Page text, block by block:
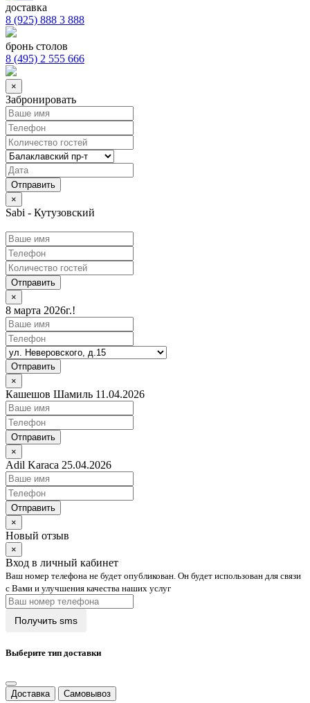
доставка
8 (925) 888 3 888
бронь столов
8 (495) 2 555 666
×
Забронировать
×
Sabi - Кутузовский
Отправить
×
8 марта 2026г.!
Отправить
×
Кашешов Шамиль 11.04.2026
Отправить
×
Adil Karaca 25.04.2026
Отправить
×
Новый отзыв
×
Вход в личный кабинет
Ваш номер телефона не будет опубликован. Он будет использован для связи
с Вами и улучшения качества наших услуг
Выберите тип доставки
Доставка Самовывоз